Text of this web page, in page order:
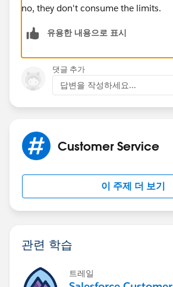
no, they don't consume the limits.
유용한 내용으로 표시
댓글 추가
답변을 작성하세요...
Customer Service
이 주제 더 보기
관련 학습
트레일